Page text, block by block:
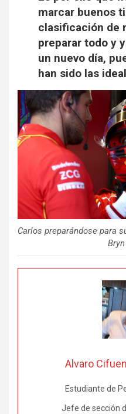
marcar buenos
clasificación de
preparar todo y
un nuevo día,
han sido las
Carlos preparándose para
Alvaro
Estudiante de
Jefe de sección